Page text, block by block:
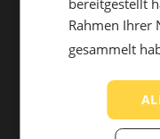
wurde in den
Meraner in Eppan
Unternehmen in
außenliegender
WINTERGARTEN-
bereitgestellt
Rahmen Ihrer
gesammelt